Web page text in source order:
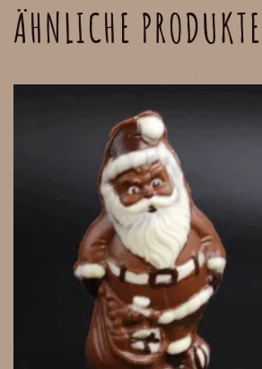
ÄHNLICHE PRODUKTE